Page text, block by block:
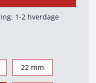
1-2 hverdage
22 mm